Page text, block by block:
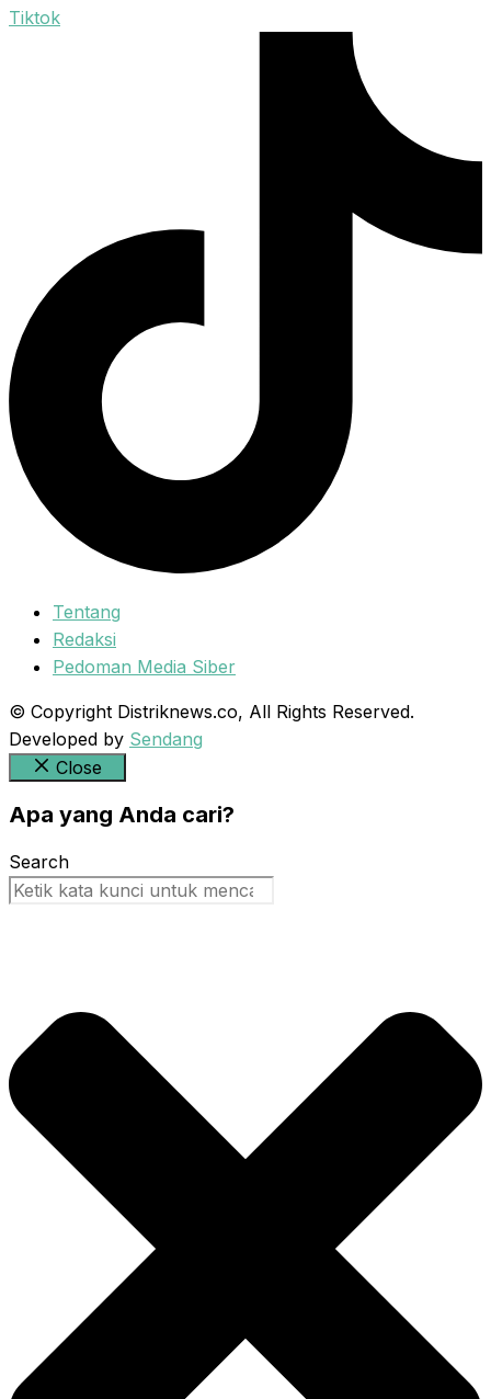
Tiktok
Tentang
Redaksi
Pedoman Media Siber
© Copyright Distriknews.co, All Rights Reserved.
Developed by Sendang
Close
Apa yang Anda cari?
Search